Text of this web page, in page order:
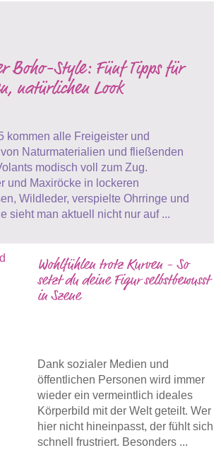
Boho-Style: Fünf Tipps für
natürlichen Look
kommen alle Freigeister und
Naturmaterialien und fließenden
modisch voll zum Zug.
und Maxiröcke in lockeren
Wildleder, verspielte Ohrringe und
sieht man aktuell nicht nur auf ...
Wohlfühlen trotz Kurven - So
setzt du deine Figur selbstbewusst
in Szene
Dank sozialer Medien und
öffentlichen Personen wird immer
wieder ein vermeintlich ideales
Körperbild mit der Welt geteilt. Wer
hier nicht hineinpasst, der fühlt sich
schnell frustriert. Besonders ...